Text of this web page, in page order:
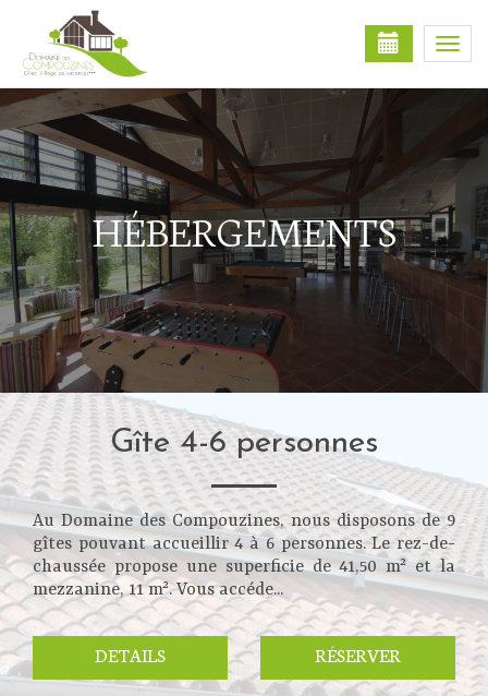
HÉBERGEMENTS
Gîte 4-6 personnes
Au Domaine des Compouzines, nous disposons de 9
gîtes pouvant accueillir 4 à 6 personnes. Le rez-de-
chaussée propose une superficie de 41,50 m² et la
mezzanine, 11 m². Vous accéde...
DETAILS RÉSERVER